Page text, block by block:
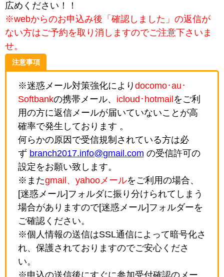
広めください！！
※webからのお申込み後「確認しました」の返信が
ない方はご予約を取り消しますのでご注意下さいま
せ。
注意事項
※迷惑メール対策強化により docomo･au･
Softbankの携帯メール、 icloud･hotmail をご利
用の方に返信メールが届いていないことが高
確率で発生しております 。
何らかの原因で受信規制されている方は必
ず branch2017.info@gmail.com の受信許可の
設定をお願い致します。
※またgmail、yahooメールをご利用の場合、
[迷惑メール]フォルダに振り分けられてしまう
場合がありますので[迷惑メール]フォルダーを
ご確認ください。
※個人情報の送信はSSL通信によって暗号化さ
れ、保護されておりますのでご安心くださ
い。
※申込の送信後にすぐに参加受付確認のメー